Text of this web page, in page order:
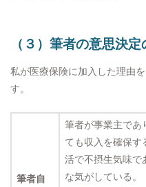
（３）筆者の意思決
私が医療保険に加入した理由
す。
筆者自
筆者が事業主であ
ても収入を確保す
活で不摂生気味で
な気がしている。